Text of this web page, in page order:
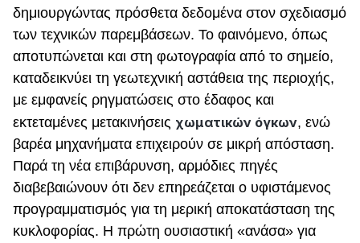
δημιουργώντας πρόσθετα δεδομένα στον σχεδιασμό
των τεχνικών παρεμβάσεων. Το φαινόμενο, όπως
αποτυπώνεται και στη φωτογραφία από το σημείο,
καταδεικνύει τη γεωτεχνική αστάθεια της περιοχής,
με εμφανείς ρηγματώσεις στο έδαφος και
εκτεταμένες μετακινήσεις χωματικών όγκων, ενώ
βαρέα μηχανήματα επιχειρούν σε μικρή απόσταση.
Παρά τη νέα επιβάρυνση, αρμόδιες πηγές
διαβεβαιώνουν ότι δεν επηρεάζεται ο υφιστάμενος
προγραμματισμός για τη μερική αποκατάσταση της
κυκλοφορίας. Η πρώτη ουσιαστική «ανάσα» για